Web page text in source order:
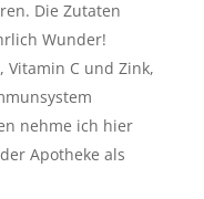
Die Zutaten
Wunder!
Vitamin C und Zink,
nehme ich hier
Apotheke als